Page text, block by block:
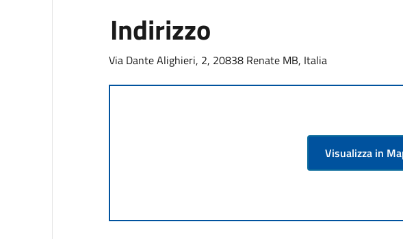
Indirizzo
Via Dante Alighieri, 2, 20838 Renate MB, Italia
Visualizza in